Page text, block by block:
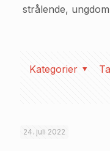
strålende,
Kategorier
24. juli 2022